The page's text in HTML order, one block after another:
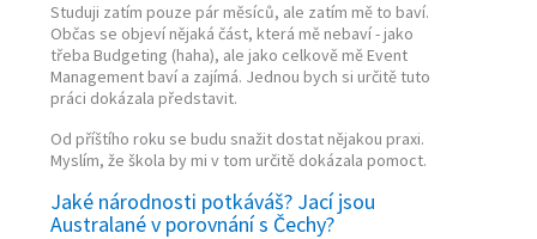
Studuji zatím pouze pár měsíců, ale zatím mě to baví.
Občas se objeví nějaká část, která mě nebaví - jako
třeba Budgeting (haha), ale jako celkově mě Event
Management baví a zajímá. Jednou bych si určitě tuto
práci dokázala představit.
Od příštího roku se budu snažit dostat nějakou praxi.
Myslím, že škola by mi v tom určitě dokázala pomoct.
Jaké národnosti potkáváš? Jací jsou
Australané v porovnání s Čechy?